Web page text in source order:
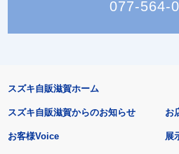
077-564-
スズキ自販滋賀ホーム
スズキ自販滋賀からのお知らせ
お客様Voice
お
展